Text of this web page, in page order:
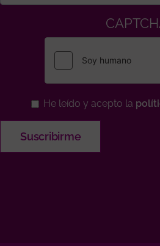
He leído y acepto la